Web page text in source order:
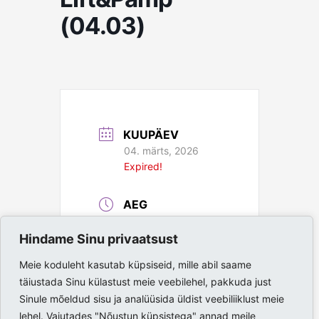
Hindame Sinu privaatsust
Meie koduleht kasutab küpsiseid, mille abil saame
täiustada Sinu külastust meie veebilehel, pakkuda just
Sinule mõeldud sisu ja analüüsida üldist veebiliiklust meie
lehel. Vajutades "Nõustun küpsistega" annad meile
(04.03)
KUUPÄEV
04. märts, 2026
Expired!
AEG
ASUKOHT
Paide Spordihall